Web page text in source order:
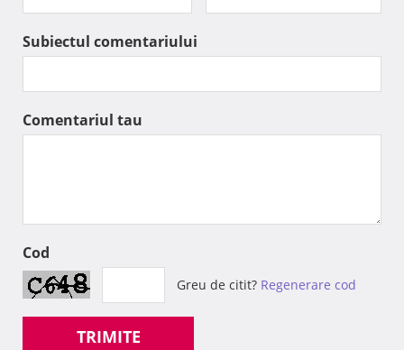
Subiectul comentariului
Comentariul tau
Cod
Greu de citit? Regenerare cod
TRIMITE